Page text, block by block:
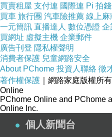
▲賈索轉隊後首度返湖
功臣。（圖／達志影像
第2度延長賽，雙方展
牛兩大將羅斯明顯命中
部，讓湖人逮住機會，
金軍團總算以5分勝出。
此戰湖人終止9連敗最
買賣租屋 支付連 國際連 Pi 拍
買車 旅行團 汽車險推薦 線上麻
一元簡訊 直播達人 數位憑證 企
買網址 虛擬主機 企業郵件
廣告刊登 隱私權聲明
消費者保護 兒童網路安全
About PChome 投資人聯絡 徵
著作權保護 ｜網路家庭版權所
Online
PChome Online and PChome
Online Inc.
個人新聞台